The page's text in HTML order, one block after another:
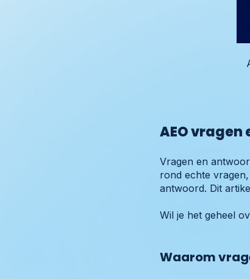
AEO
Vragen en
rond echte
antwoord. Dit
Wil je het geheel
Waarom